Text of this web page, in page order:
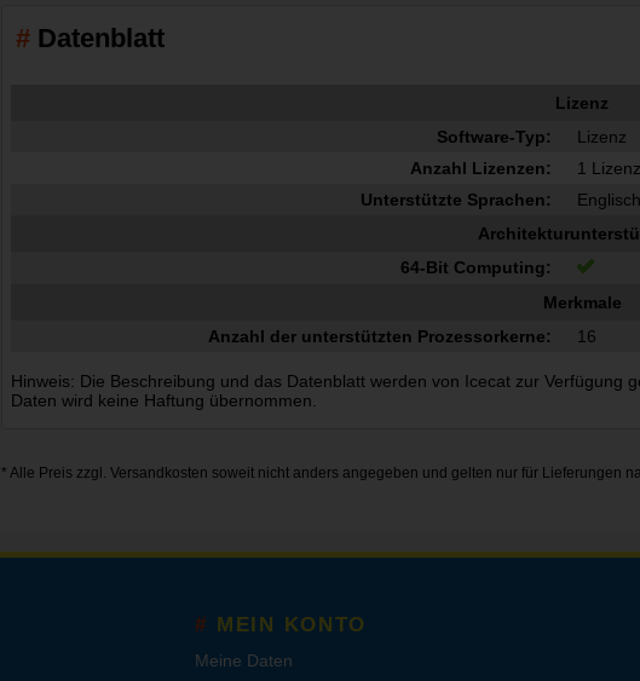
Datenblatt
Lizenz
Software-Typ:
Lizenz
Anzahl Lizenzen:
1
Unterstützte Sprachen:
Englisch
64-Bit Computing:
Merkmale
Anzahl der unterstützten Prozessorkerne:
16
Hinweis: Die Beschreibung und das Datenblatt werden von Icecat zur Verfügung
Daten wird keine Haftung übernommen.
* Alle Preis zzgl. Versandkosten soweit nicht anders angegeben und gelten nur für Lieferungen
MEIN KONTO
Meine Daten